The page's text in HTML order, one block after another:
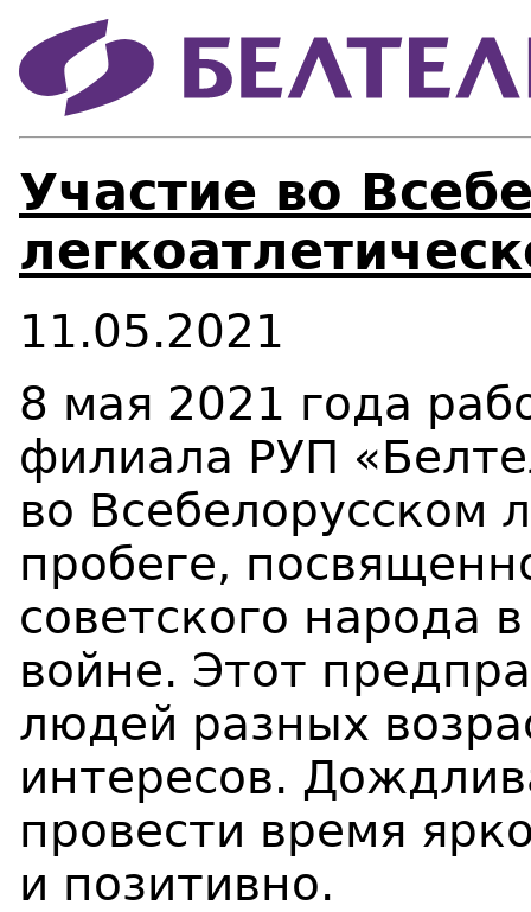
Участие во
11.05.2021
8 мая 2021 года
филиала РУП
во Всебелорусском
пробеге,
советского народа
войне. Этот
людей разных
интересов.
провести время
и позитивно.